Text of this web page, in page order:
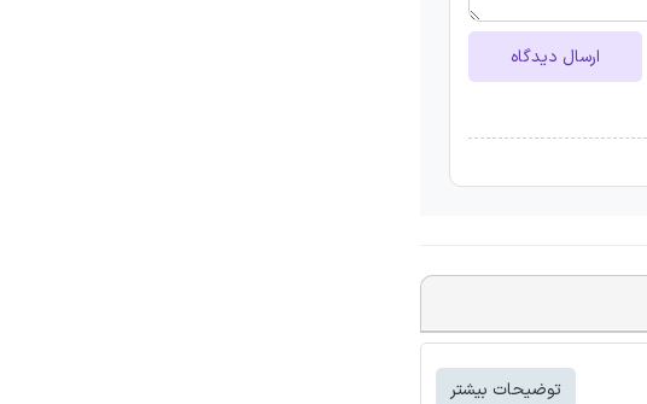
ارسال دیدگاه
توضیحات بیشتر